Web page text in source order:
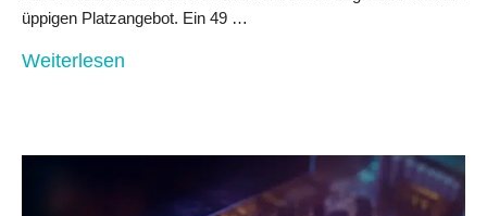
üppigen Platzangebot. Ein 49 …
Weiterlesen